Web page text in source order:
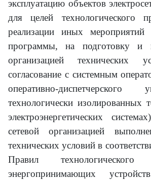
эксплуатацию объектов
для целей технологического
реализации иных мероприятий
программы, на подготовку и
организацией
согласование с системным
оперативно-
технологически изолированных
электроэнергетических
сетевой организацией
технических условий в
Правил технологического
энергопринимающих